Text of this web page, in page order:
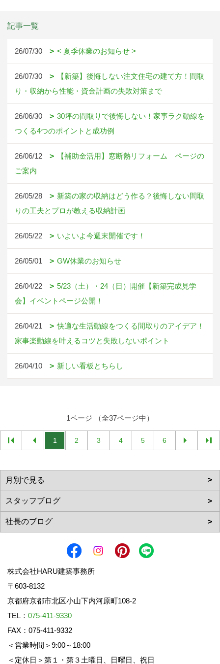
記事一覧
26/07/30 < 夏季休業のお知らせ >
26/07/30
【新築】後悔しない注文住宅の建て方！間取
り・収納から性能・資金計画の失敗対策まで
26/06/30
30坪の間取りで後悔しない！家事ラク動線を
つくる4つのポイントと成功例
26/06/12
【補助金活用】窓断熱リフォーム ページの
ご案内
26/05/28
新築の家の収納はどう作る？後悔しない間取
りの工夫とプロが教える収納計画
26/05/22 いよいよ今週末開催です！
26/05/01 GW休業のお知らせ
26/04/22
5/23（土）・24（日）開催【新築完成見学
会】イベントページ公開！
26/04/21
快適な生活動線をつくる間取りのアイデア！
家事楽動線を叶えるコツと失敗しないポイント
26/04/10 新しい看板とちらし
1ページ （全37ページ中）
1 2 3 4 5 6
株式会社HARU建築事務所
〒603-8132
京都府京都市北区小山下内河原町108-2
TEL： 075-411-9330
FAX：075-411-9332
＜営業時間＞9:00～18:00
＜定休日＞第１・第３土曜日、日曜日、祝日